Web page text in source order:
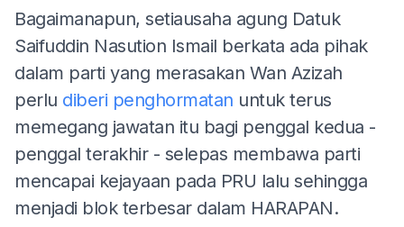
Bagaimanapun, setiausaha agung Datuk
Saifuddin Nasution Ismail berkata ada pihak
dalam parti yang merasakan Wan Azizah
perlu diberi penghormatan untuk terus
memegang jawatan itu bagi penggal kedua -
penggal terakhir - selepas membawa parti
mencapai kejayaan pada PRU lalu sehingga
menjadi blok terbesar dalam HARAPAN.